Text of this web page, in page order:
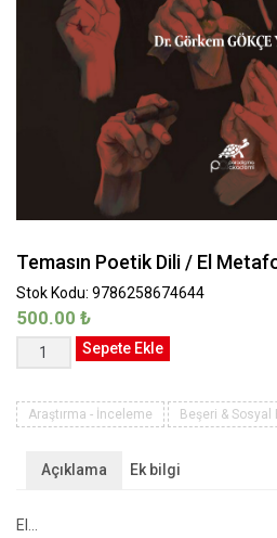
Temasın Poetik Dili / El
Stok Kodu: 9786258674644
500.00 ₺
Temasın
Poetik
/
Metaforu
Yeni
Sepete Ekle
Araştırma - İnceleme Beşeri & Sosyal
Açıklama Ek bilgi
El…